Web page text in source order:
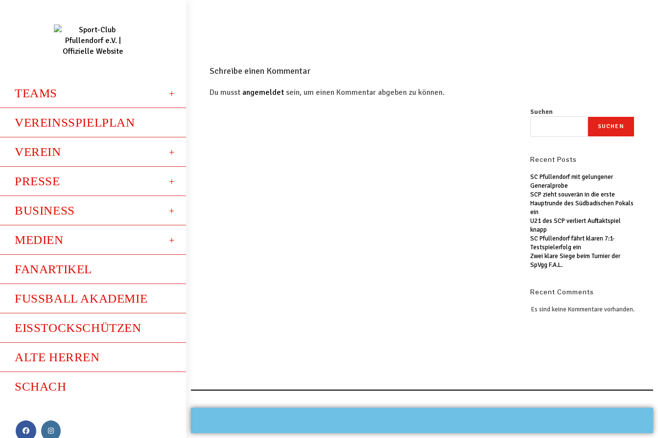
TEAMS
VEREINSSPIELPLAN
VEREIN
PRESSE
BUSINESS
MEDIEN
FANARTIKEL
FUSSBALL AKADEMIE
EISSTOCKSCHÜTZEN
ALTE HERREN
SCHACH
Schreibe einen Kommentar
Du musst angemeldet sein, um einen Kommentar abgeben zu können.
Suchen
SUCHEN
Recent Posts
SC Pfullendorf mit gelungener
Generalprobe
SCP zieht souverän in die erste
Hauptrunde des Südbadischen Pokals
ein
U21 des SCP verliert Auftaktspiel
knapp
SC Pfullendorf fährt klaren 7:1-
Testspielerfolg ein
Zwei klare Siege beim Turnier der
SpVgg F.A.L.
Recent Comments
Es sind keine Kommentare vorhanden.